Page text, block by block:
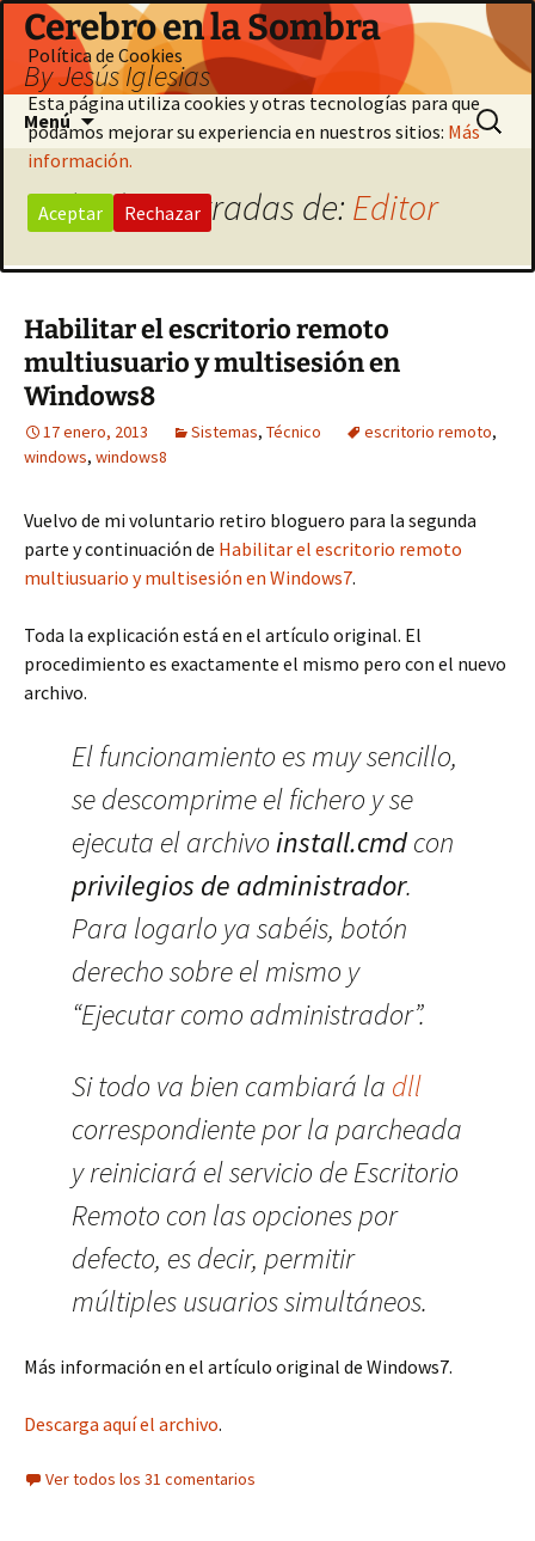
Saltar
contenido
Cerebro en la Sombra
By Jesús Iglesias
Menú Buscar:
Todas las entradas de: Editor
Habilitar el escritorio remoto
multiusuario y multisesión en
Windows8
17 enero, 2013 Sistemas, Técnico escritorio remoto,
windows, windows8
Vuelvo de mi voluntario retiro bloguero para la segunda
parte y continuación de Habilitar el escritorio remoto
multiusuario y multisesión en Windows7.
Toda la explicación está en el artículo original. El
procedimiento es exactamente el mismo pero con el nuevo
archivo.
El funcionamiento es muy sencillo,
se descomprime el fichero y se
ejecuta el archivoinstall.cmdcon
privilegios de administrador.
Para logarlo ya sabéis, botón
derecho sobre el mismo y
“Ejecutar como administrador”.
Si todo va bien cambiará la dll
correspondiente por la parcheada
y reiniciará el servicio de Escritorio
Remoto con las opciones por
defecto, es decir, permitir
múltiples usuarios simultáneos.
Más información en el artículo original de Windows7.
Descarga aquí el archivo.
Ver todos los 31 comentarios
Política de Cookies
Esta página utiliza cookies y otras tecnologías para que
podamos mejorar su experiencia en nuestros sitios: Más
información.
Aceptar Rechazar